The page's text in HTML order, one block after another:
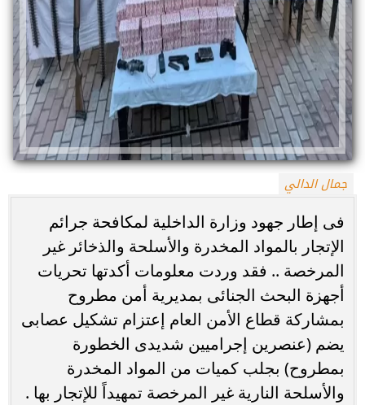
جمال الدالي
فى إطار جهود وزارة الداخلية لمكافحة جرائم
الإتجار بالمواد المخدرة والأسلحة والذخائر غير
المرخصة .. فقد وردت معلومات أكدتها تحريات
أجهزة البحث الجنائى بمديرية أمن مطروح
بمشاركة قطاع الأمن العام إعتزام تشكيل عصابى
يضم (عنصرين إجراميين شديدى الخطورة
بمطروح) بجلب كميات من المواد المخدرة
والأسلحة النارية غير المرخصة تمهيداً للإتجار بها .